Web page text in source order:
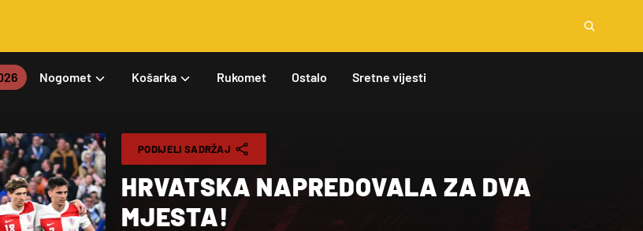
Nogomet Košarka Rukomet Ostalo Sretne vijesti
PODIJELI SADRŽAJ
HRVATSKA NAPREDOVALA ZA DVA
MJESTA!